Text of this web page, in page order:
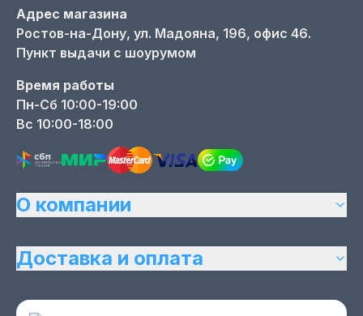
Адрес магазина
Ростов-на-Дону, ул. Мадояна, 196, офис 46.
Пункт выдачи с шоурумом
Время работы
Пн-Сб 10:00-19:00
Вс 10:00-18:00
О компании
Доставка и оплата